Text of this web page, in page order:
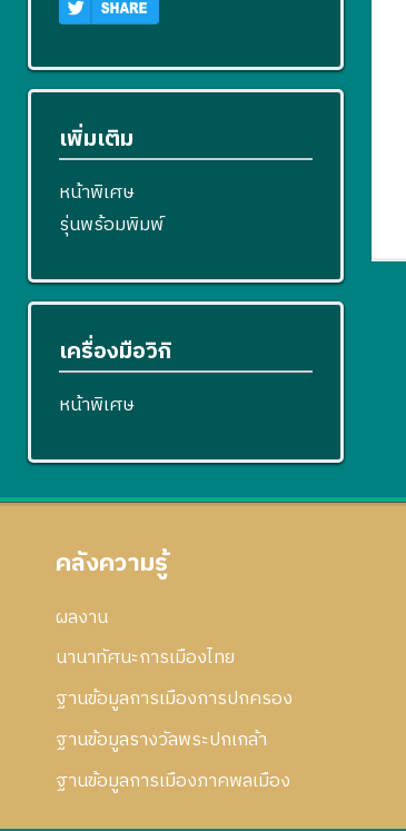
เพิ่มเติม
หน้าพิเศษ
รุ่นพร้อมพิมพ์
เครื่องมือวิกิ
หน้าพิเศษ
คลังความรู้
ผลงาน
นานาทัศนะการเมืองไทย
ฐานข้อมูลการเมืองการปกครอง
ฐานข้อมูลรางวัลพระปกเกล้า
ฐานข้อมูลการเมืองภาคพลเมือง